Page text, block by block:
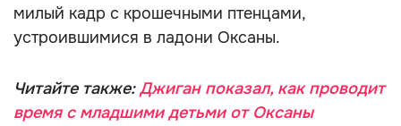
милый кадр с крошечными птенцами,
устроившимися в ладони Оксаны.
Читайте также:Джиган показал, как проводит
время с младшими детьми от Оксаны